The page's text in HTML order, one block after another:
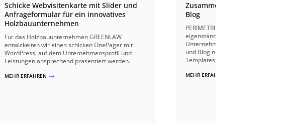
Schicke Webvisitenkarte mit Slider und
Anfrageformular für ein innovatives
Holzbauunternehmen
Für das Holzbauunternehmen GREENLAW
entwickelten wir einen schicken OnePager mit
WordPress, auf dem Unternehmensprofil und
Leistungen ansprechend präsentiert werden.
MEHR ERFAHREN $
Zusammenführung von
Blog
PERIMETRIK® integrierte den
eigenständigen Blog in die neue
Unternehmenswebsite von
und Blog nutzen dabei
Templates, um optisch
MEHR ERFAHREN